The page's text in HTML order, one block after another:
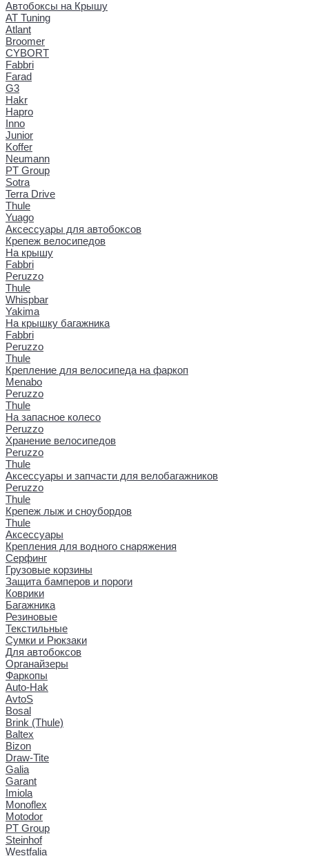
Автобоксы на Крышу
AT Tuning
Atlant
Broomer
CYBORT
Fabbri
Farad
G3
Hakr
Hapro
Inno
Junior
Koffer
Neumann
PT Group
Sotra
Terra Drive
Thule
Yuago
Аксессуары для автобоксов
Крепеж велосипедов
На крышу
Fabbri
Peruzzo
Thule
Whispbar
Yakima
На крышку багажника
Fabbri
Peruzzo
Thule
Крепление для велосипеда на фаркоп
Menabo
Peruzzo
Thule
На запасное колесо
Peruzzo
Хранение велосипедов
Peruzzo
Thule
Аксессуары и запчасти для велобагажников
Peruzzo
Thule
Крепеж лыж и сноубордов
Thule
Аксессуары
Крепления для водного снаряжения
Серфинг
Грузовые корзины
Защита бамперов и пороги
Коврики
Багажника
Резиновые
Текстильные
Сумки и Рюкзаки
Для автобоксов
Органайзеры
Фаркопы
Auto-Hak
AvtoS
Bosal
Brink (Thule)
Baltex
Bizon
Draw-Tite
Galia
Garant
Imiola
Monoflex
Motodor
PT Group
Steinhof
Westfalia